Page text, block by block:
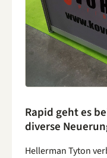
Rapid geht es
diverse
Hellerman Tyton